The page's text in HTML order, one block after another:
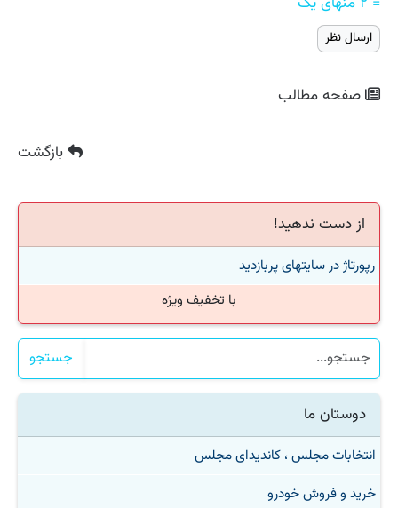
صفحه مطالب
بازگشت
از دست ندهید!
رپورتاژ در سایتهای پربازدید
با تخفیف ویژه
جستجو
دوستان ما
انتخابات مجلس ، کاندیدای مجلس
خرید و فروش خودرو